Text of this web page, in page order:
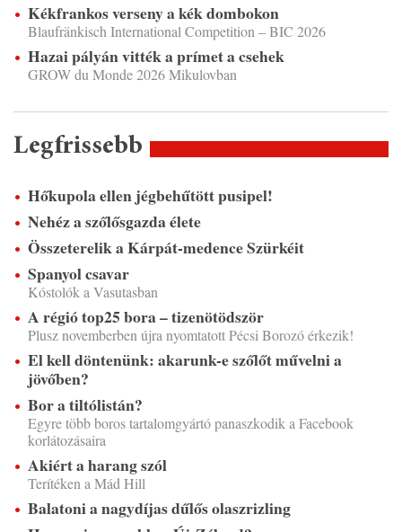
Kékfrankos verseny a kék dombokon
Blaufränkisch International Competition – BIC 2026
Hazai pályán vitték a prímet a csehek
GROW du Monde 2026 Mikulovban
Legfrissebb
Hőkupola ellen jégbehűtött pusipel!
Nehéz a szőlősgazda élete
Összeterelik a Kárpát-medence Szürkéit
Spanyol csavar
Kóstolók a Vasutasban
A régió top25 bora – tizenötödször
Plusz novemberben újra nyomtatott Pécsi Borozó érkezik!
El kell döntenünk: akarunk-e szőlőt művelni a
jövőben?
Bor a tiltólistán?
Egyre több boros tartalomgyártó panaszkodik a Facebook
korlátozásaira
Akiért a harang szól
Terítéken a Mád Hill
Balatoni a nagydíjas dűlős olaszrizling